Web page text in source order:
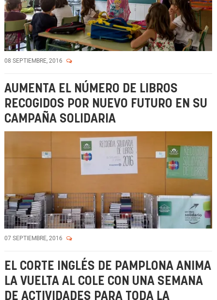
08 SEPTIEMBRE, 2016
AUMENTA EL NÚMERO DE LIBROS
RECOGIDOS POR NUEVO FUTURO EN SU
CAMPAÑA SOLIDARIA
07 SEPTIEMBRE, 2016
EL CORTE INGLÉS DE PAMPLONA ANIMA
LA VUELTA AL COLE CON UNA SEMANA
DE ACTIVIDADES PARA TODA LA